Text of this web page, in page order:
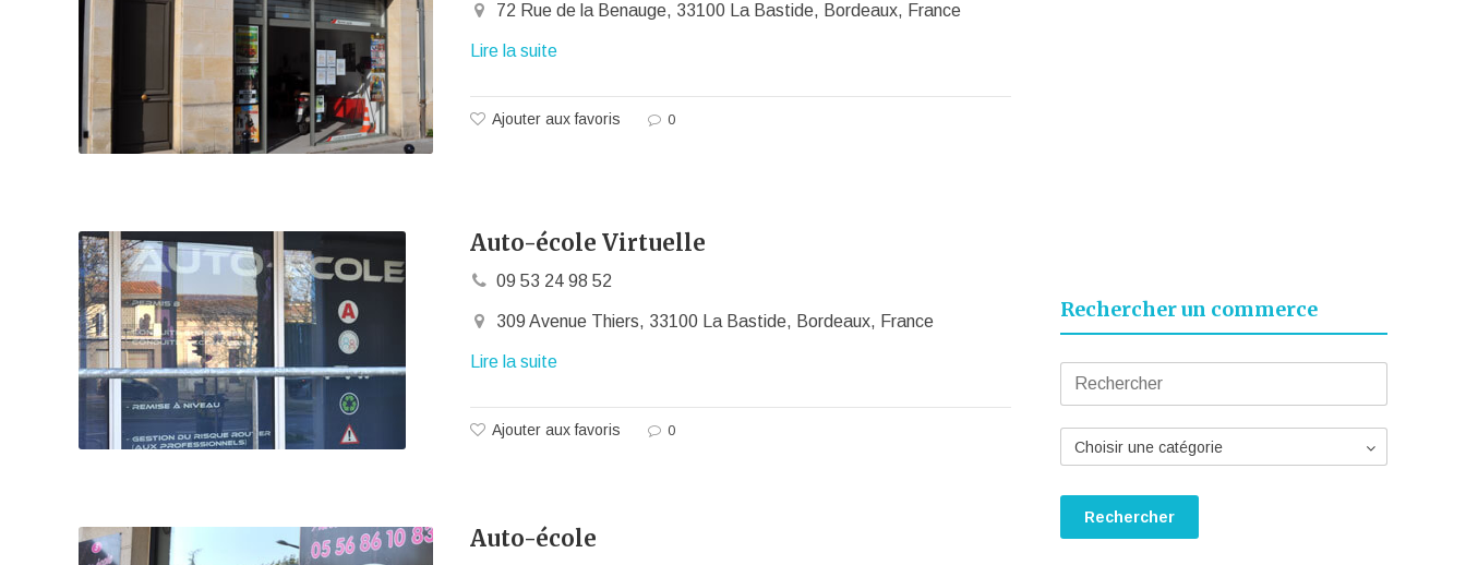
72 Rue de la Benauge, 33100 La Bastide, Bordeaux, France
Lire la suite
Ajouter aux favoris 0
Auto-école Virtuelle
09 53 24 98 52
309 Avenue Thiers, 33100 La Bastide, Bordeaux, France
Lire la suite
Ajouter aux favoris 0
Auto-école
Rechercher un commerce
Choisir une catégorie